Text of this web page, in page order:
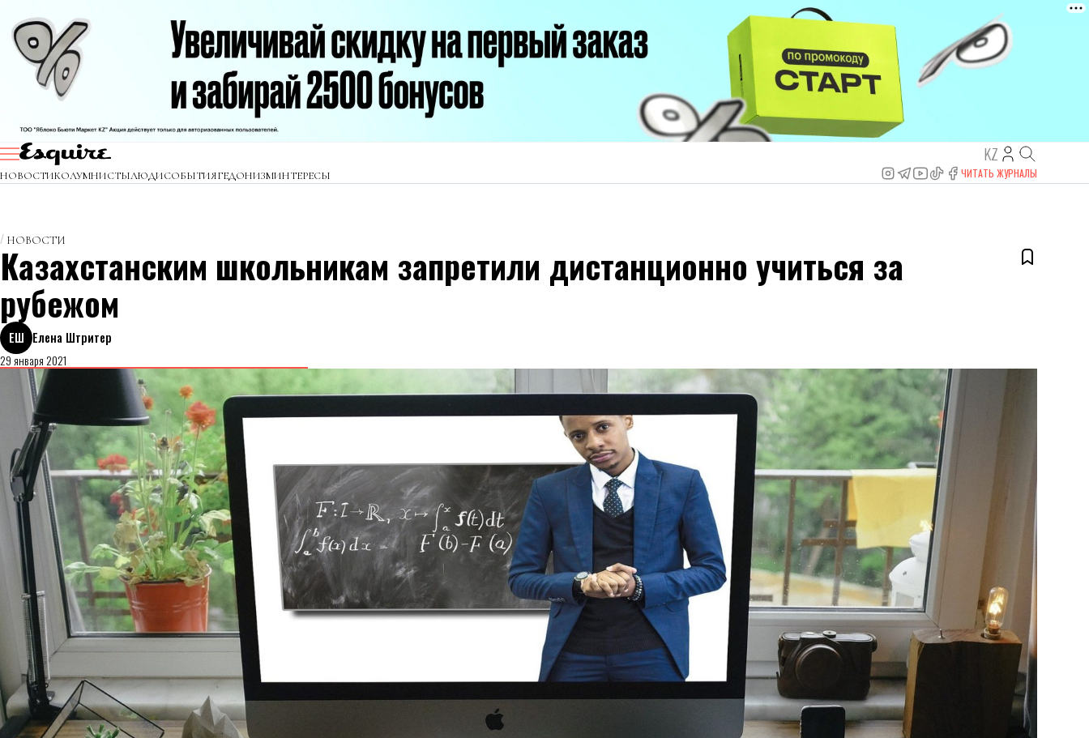
KZ
НОВОСТИКОЛУМНИСТЫЛЮДИСОБЫТИЯГЕДОНИЗМИНТЕРЕСЫ ЧИТАТЬ ЖУРНАЛЫ
НОВОСТИ
Казахстанским школьникам запретили дистанционно учиться за
рубежом
ЕШ Елена Штритер
29 января 2021